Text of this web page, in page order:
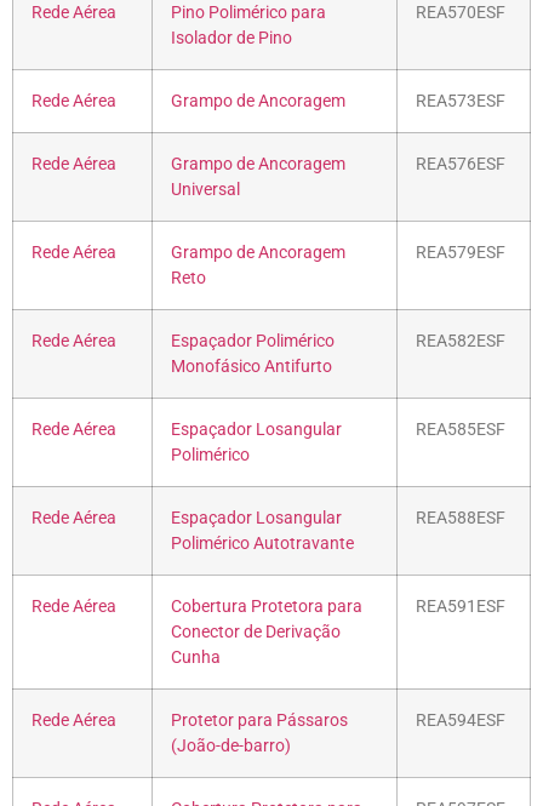
Rede Aérea
Pino Polimérico para
Isolador de Pino
REA570ESF
Rede Aérea Grampo de Ancoragem REA573ESF
Rede Aérea
Grampo de Ancoragem
Universal
REA576ESF
Rede Aérea
Grampo de Ancoragem
Reto
REA579ESF
Rede Aérea
Espaçador Polimérico
Monofásico Antifurto
REA582ESF
Rede Aérea
Espaçador Losangular
Polimérico
REA585ESF
Rede Aérea
Espaçador Losangular
Polimérico Autotravante
REA588ESF
Rede Aérea
Cobertura Protetora para
Conector de Derivação
Cunha
REA591ESF
Rede Aérea
Protetor para Pássaros
(João-de-barro)
REA594ESF